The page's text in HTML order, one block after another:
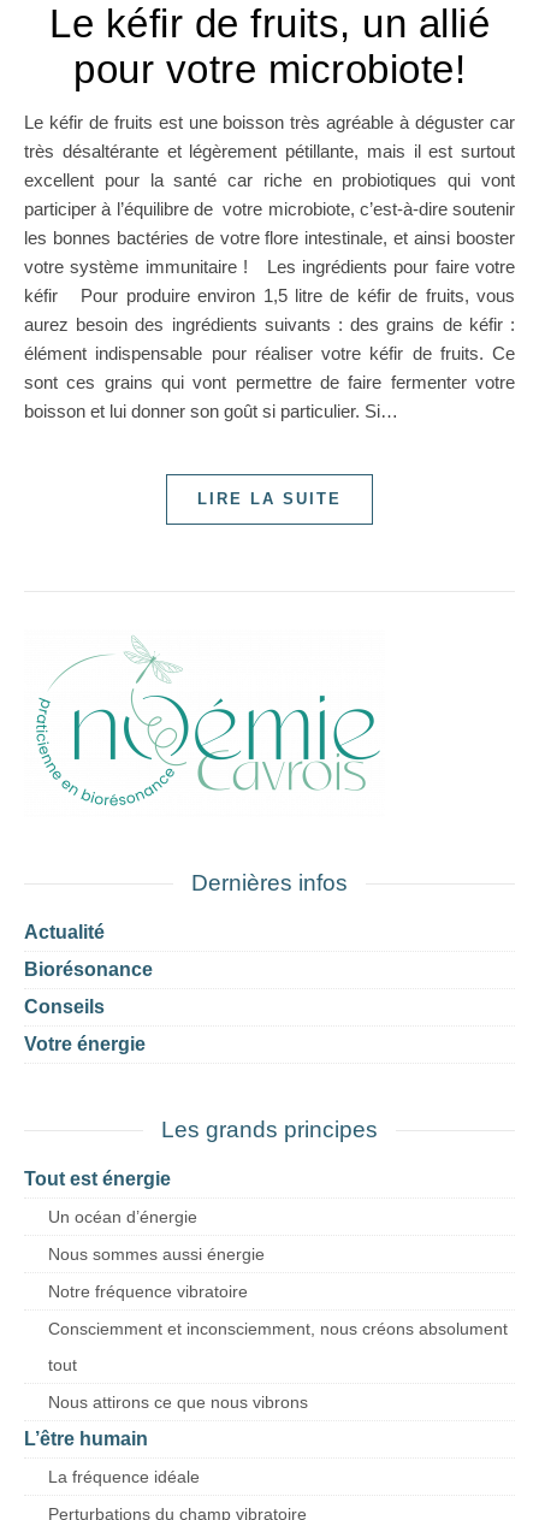
Le kéfir de fruits, un allié
pour votre microbiote!
Le kéfir de fruits est une boisson très agréable à déguster car
très désaltérante et légèrement pétillante, mais il est surtout
excellent pour la santé car riche en probiotiques qui vont
participer à l’équilibre de votre microbiote, c’est-à-dire soutenir
les bonnes bactéries de votre flore intestinale, et ainsi booster
votre système immunitaire ! Les ingrédients pour faire votre
kéfir Pour produire environ 1,5 litre de kéfir de fruits, vous
aurez besoin des ingrédients suivants : des grains de kéfir :
élément indispensable pour réaliser votre kéfir de fruits. Ce
sont ces grains qui vont permettre de faire fermenter votre
boisson et lui donner son goût si particulier. Si…
LIRE LA SUITE
Dernières infos
Actualité
Biorésonance
Conseils
Votre énergie
Les grands principes
Tout est énergie
Un océan d’énergie
Nous sommes aussi énergie
Notre fréquence vibratoire
Consciemment et inconsciemment, nous créons absolument
tout
Nous attirons ce que nous vibrons
L’être humain
La fréquence idéale
Perturbations du champ vibratoire